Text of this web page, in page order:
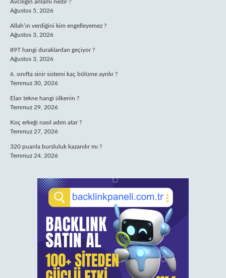
Avcılığın anlamı nedir ?
Ağustos 5, 2026
Allah’ın verdiğini kim engelleyemez ?
Ağustos 3, 2026
89T hangi duraklardan geçiyor ?
Ağustos 3, 2026
6. sınıfta sinir sistemi kaç bölüme ayrılır ?
Temmuz 30, 2026
Elan tekne hangi ülkenin ?
Temmuz 29, 2026
Koç erkeği nasıl adım atar ?
Temmuz 27, 2026
320 puanla bursluluk kazanılır mı ?
Temmuz 24, 2026